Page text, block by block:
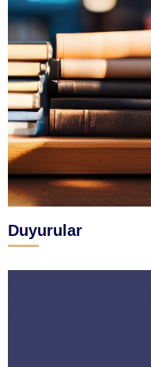
Duyurular